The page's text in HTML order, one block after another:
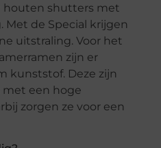
houten shutters met
Met de Special krijgen
uitstraling. Voor het
zijn er
kunststof. Deze zijn
een hoge
zorgen ze voor een